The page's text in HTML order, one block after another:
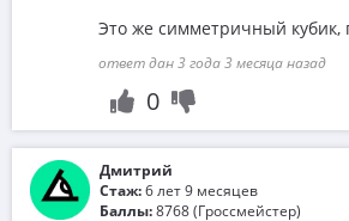
Это же симметричный кубик,
ответ дан 3 года 3 месяца назад
0
Дмитрий
Стаж:6 лет 9 месяцев
Баллы:8768 (Гроссмейстер)